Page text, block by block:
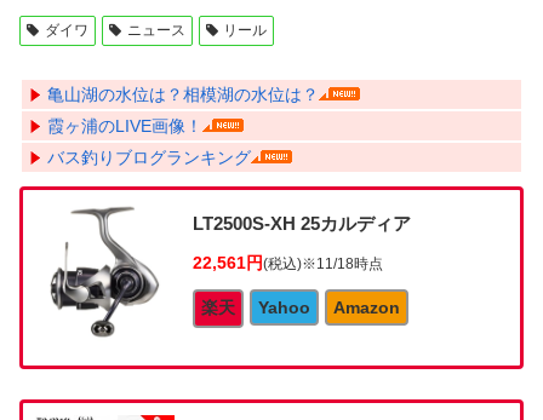
ダイワ ニュース リール
亀山湖の水位は？相模湖の水位は？
霞ヶ浦のLIVE画像！
バス釣りブログランキング
LT2500S-XH 25カルディア
22,561円(税込)※11/18時点
楽天 Yahoo Amazon